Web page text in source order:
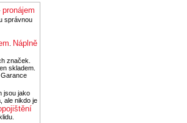
pronájem
správnou
Náplně
značek.
skladem.
jsou jako
ale nikdo je